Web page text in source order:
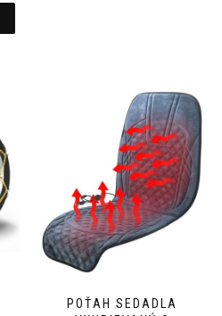
POŤAH SEDADLA